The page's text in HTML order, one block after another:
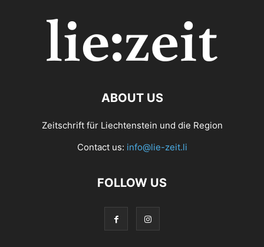
ABOUT US
Zeitschrift für Liechtenstein und die Region
Contact us: info@lie-zeit.li
FOLLOW US